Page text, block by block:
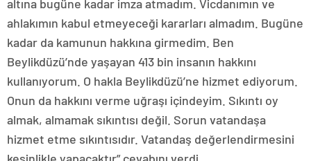
altına bugüne kadar imza atmadım. Vicdanımın ve
ahlakımın kabul etmeyeceği kararları almadım. Bugüne
kadar da kamunun hakkına girmedim. Ben
Beylikdüzü’nde yaşayan 413 bin insanın hakkını
kullanıyorum. O hakla Beylikdüzü’ne hizmet ediyorum.
Onun da hakkını verme uğraşı içindeyim. Sıkıntı oy
almak, almamak sıkıntısı değil. Sorun vatandaşa
hizmet etme sıkıntısıdır. Vatandaş değerlendirmesini
kesinlikle yapacaktır” cevabını verdi.